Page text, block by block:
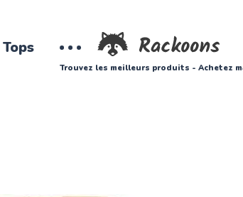
Trouvez les meilleurs produits - Achetez
Tops